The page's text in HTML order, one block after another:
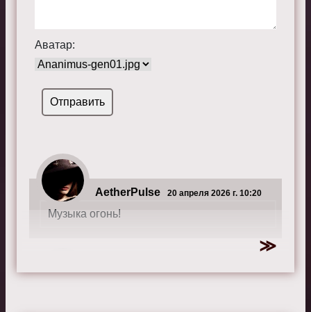
Аватар:
AetherPulse 20 апреля 2026 г. 10:20
Музыка огонь!